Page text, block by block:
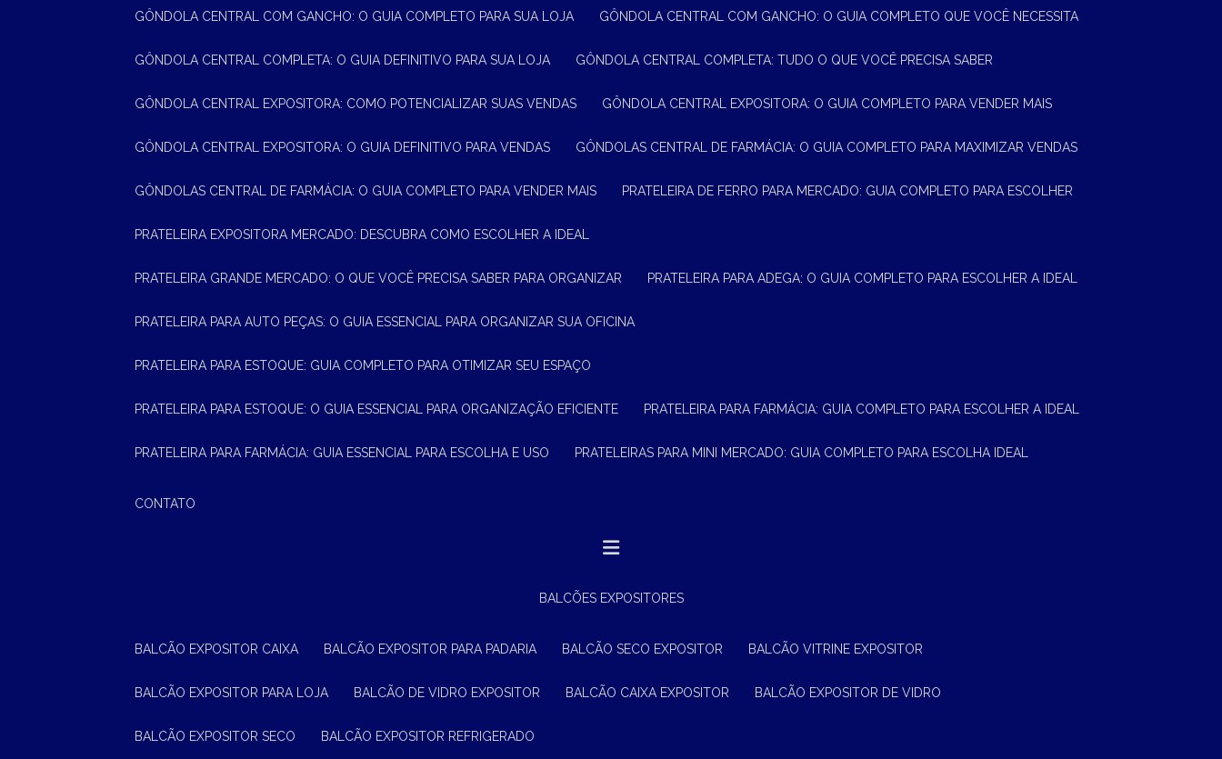
GÔNDOLA CENTRAL COM GANCHO: O GUIA COMPLETO PARA SUA LOJA GÔNDOLA CENTRAL COM GANCHO: O GUIA COMPLETO QUE VOCÊ NECESSITA
GÔNDOLA CENTRAL COMPLETA: O GUIA DEFINITIVO PARA SUA LOJA GÔNDOLA CENTRAL COMPLETA: TUDO O QUE VOCÊ PRECISA SABER
GÔNDOLA CENTRAL EXPOSITORA: COMO POTENCIALIZAR SUAS VENDAS GÔNDOLA CENTRAL EXPOSITORA: O GUIA COMPLETO PARA VENDER MAIS
GÔNDOLA CENTRAL EXPOSITORA: O GUIA DEFINITIVO PARA VENDAS GÔNDOLAS CENTRAL DE FARMÁCIA: O GUIA COMPLETO PARA MAXIMIZAR VENDAS
GÔNDOLAS CENTRAL DE FARMÁCIA: O GUIA COMPLETO PARA VENDER MAIS PRATELEIRA DE FERRO PARA MERCADO: GUIA COMPLETO PARA ESCOLHER
PRATELEIRA EXPOSITORA MERCADO: DESCUBRA COMO ESCOLHER A IDEAL
PRATELEIRA GRANDE MERCADO: O QUE VOCÊ PRECISA SABER PARA ORGANIZAR PRATELEIRA PARA ADEGA: O GUIA COMPLETO PARA ESCOLHER A IDEAL
PRATELEIRA PARA AUTO PEÇAS: O GUIA ESSENCIAL PARA ORGANIZAR SUA OFICINA
PRATELEIRA PARA ESTOQUE: GUIA COMPLETO PARA OTIMIZAR SEU ESPAÇO
PRATELEIRA PARA ESTOQUE: O GUIA ESSENCIAL PARA ORGANIZAÇÃO EFICIENTE PRATELEIRA PARA FARMÁCIA: GUIA COMPLETO PARA ESCOLHER A IDEAL
PRATELEIRA PARA FARMÁCIA: GUIA ESSENCIAL PARA ESCOLHA E USO PRATELEIRAS PARA MINI MERCADO: GUIA COMPLETO PARA ESCOLHA IDEAL
CONTATO
BALCÕES EXPOSITORES
BALCÃO EXPOSITOR CAIXA BALCÃO EXPOSITOR PARA PADARIA BALCÃO SECO EXPOSITOR BALCÃO VITRINE EXPOSITOR
BALCÃO EXPOSITOR PARA LOJA BALCÃO DE VIDRO EXPOSITOR BALCÃO CAIXA EXPOSITOR BALCÃO EXPOSITOR DE VIDRO
BALCÃO EXPOSITOR SECO BALCÃO EXPOSITOR REFRIGERADO